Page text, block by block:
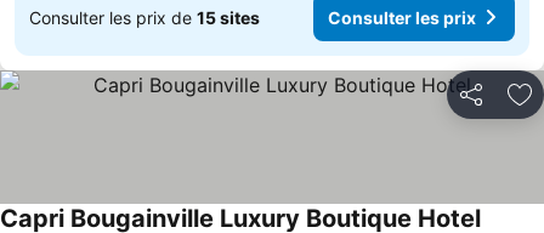
Consulter les prix de 15 sites Consulter les prix
Partager
Capri Bougainville Luxury Boutique Hotel